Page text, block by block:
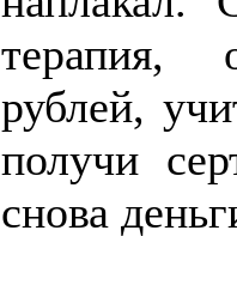
терапия,
рублей,
получи
снова